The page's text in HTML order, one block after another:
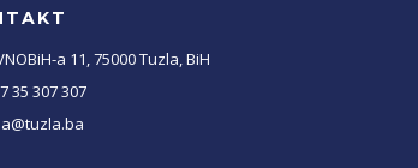
a 11, 75000 Tuzla, BiH
35 307 307